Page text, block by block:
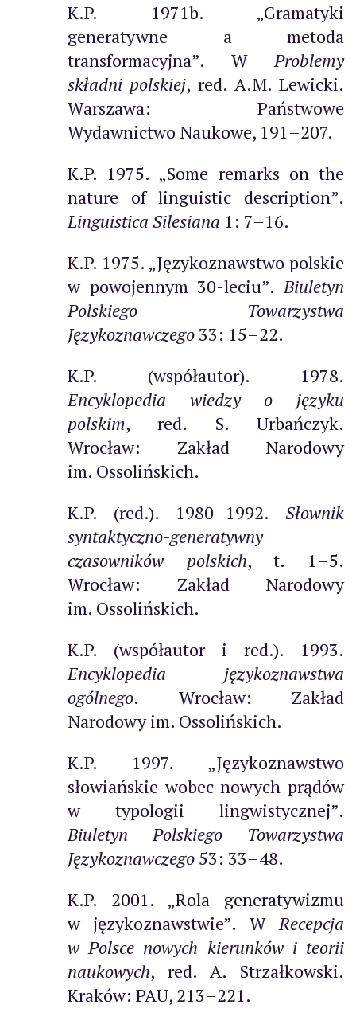
K.P. 1971b. „Gramatyki
generatywne a metoda
transformacyjna”. WProblemy
składni polskiej, red. A.M. Lewicki.
Warszawa: Państwowe
Wydawnictwo Naukowe, 191–207.
K.P. 1975. „Some remarks on the
nature of linguistic description”.
Linguistica Silesiana 1: 7–16.
K.P. 1975. „Językoznawstwo polskie
w powojennym 30-leciu”.Biuletyn
Polskiego Towarzystwa
Językoznawczego 33: 15–22.
K.P. (współautor). 1978.
Encyklopedia wiedzy o języku
polskim, red. S. Urbańczyk.
Wrocław: Zakład Narodowy
im. Ossolińskich.
K.P. (red.). 1980–1992. Słownik
syntaktyczno-generatywny
czasowników polskich, t. 1–5.
Wrocław: Zakład Narodowy
im. Ossolińskich.
K.P. (współautor i red.). 1993.
Encyklopedia językoznawstwa
ogólnego. Wrocław: Zakład
Narodowy im. Ossolińskich.
K.P. 1997. „Językoznawstwo
słowiańskie wobec nowych prądów
w typologii lingwistycznej”.
Biuletyn Polskiego Towarzystwa
Językoznawczego 53: 33–48.
K.P. 2001. „Rola generatywizmu
w językoznawstwie”. WRecepcja
w Polsce nowych kierunków i teorii
naukowych, red. A. Strzałkowski.
Kraków: PAU, 213–221.